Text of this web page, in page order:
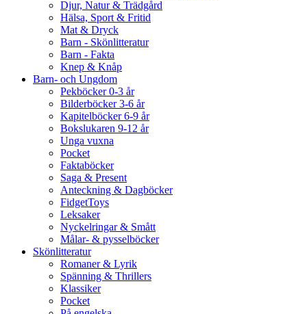
Djur, Natur & Trädgård
Hälsa, Sport & Fritid
Mat & Dryck
Barn - Skönlitteratur
Barn - Fakta
Knep & Knåp
Barn- och Ungdom
Pekböcker 0-3 år
Bilderböcker 3-6 år
Kapitelböcker 6-9 år
Bokslukaren 9-12 år
Unga vuxna
Pocket
Faktaböcker
Saga & Present
Anteckning & Dagböcker
FidgetToys
Leksaker
Nyckelringar & Smått
Målar- & pysselböcker
Skönlitteratur
Romaner & Lyrik
Spänning & Thrillers
Klassiker
Pocket